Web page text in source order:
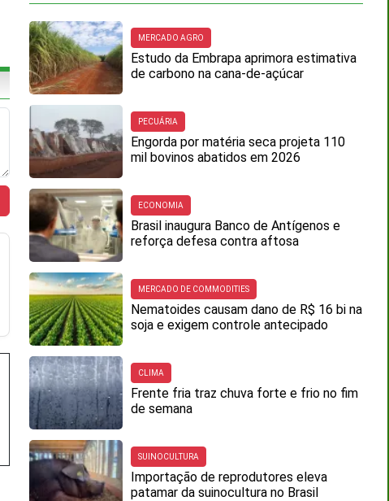
MERCADO AGRO
Estudo da Embrapa aprimora estimativa
de carbono na cana-de-açúcar
PECUÁRIA
Engorda por matéria seca projeta 110
mil bovinos abatidos em 2026
ECONOMIA
Brasil inaugura Banco de Antígenos e
reforça defesa contra aftosa
MERCADO DE COMMODITIES
Nematoides causam dano de R$ 16 bi na
soja e exigem controle antecipado
CLIMA
Frente fria traz chuva forte e frio no fim
de semana
SUINOCULTURA
Importação de reprodutores eleva
patamar da suinocultura no Brasil